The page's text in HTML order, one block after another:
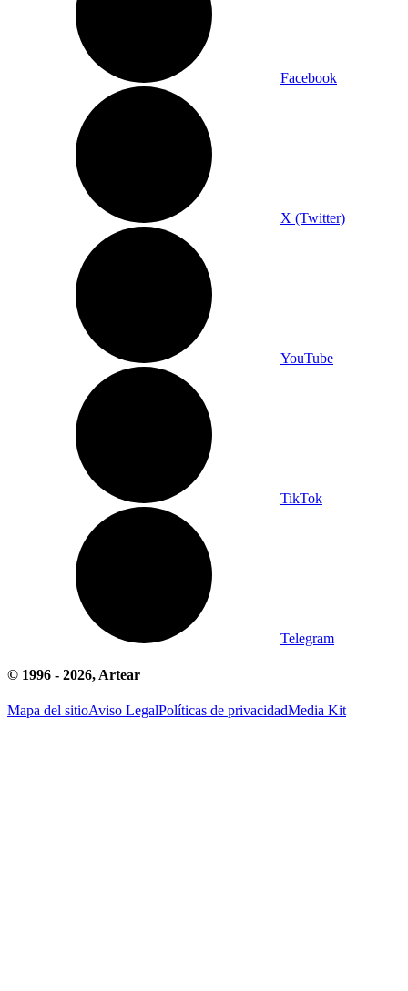
Facebook
X (Twitter)
YouTube
TikTok
Telegram
© 1996 - 2026, Artear
Mapa del sitioAviso LegalPolíticas de privacidadMedia Kit